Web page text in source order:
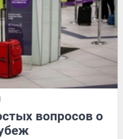
вопросов о